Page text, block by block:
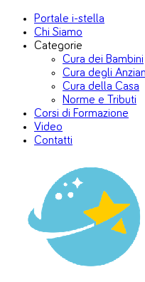
Portale i-stella
Chi Siamo
Categorie
Cura dei Bambini
Cura degli
Cura della Casa
Norme e Tributi
Corsi di Formazione
Video
Contatti